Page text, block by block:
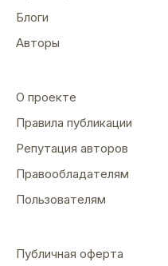
Блоги
Авторы
О проекте
Правила публикации
Репутация авторов
Правообладателям
Пользователям
Публичная оферта